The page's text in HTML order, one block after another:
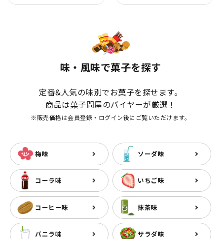
味・風味で菓子を探す
定番&人気の味別でお菓子を探せます。
商品は菓子問屋のバイヤーが厳選！
※販売価格は会員登録・ログイン後にご覧いただけます。
梅味 ソーダ味
コーラ味 いちご味
コーヒー味 抹茶味
バニラ味 サラダ味